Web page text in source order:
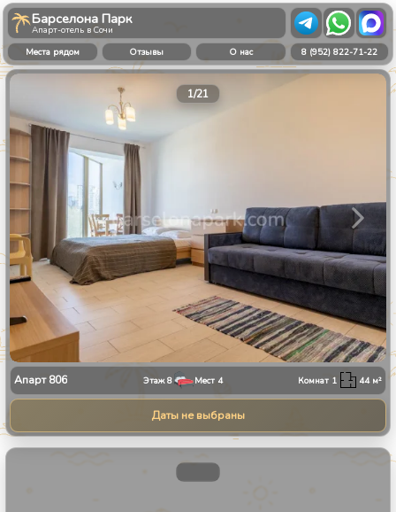
Барселона Парк
Апарт-отель в Сочи
Места рядом
Отзывы О нас 8 (952) 822-71-22
1/21
Апарт806 Этаж8 Мест 4 Комнат 1 44м²
Даты не выбраны